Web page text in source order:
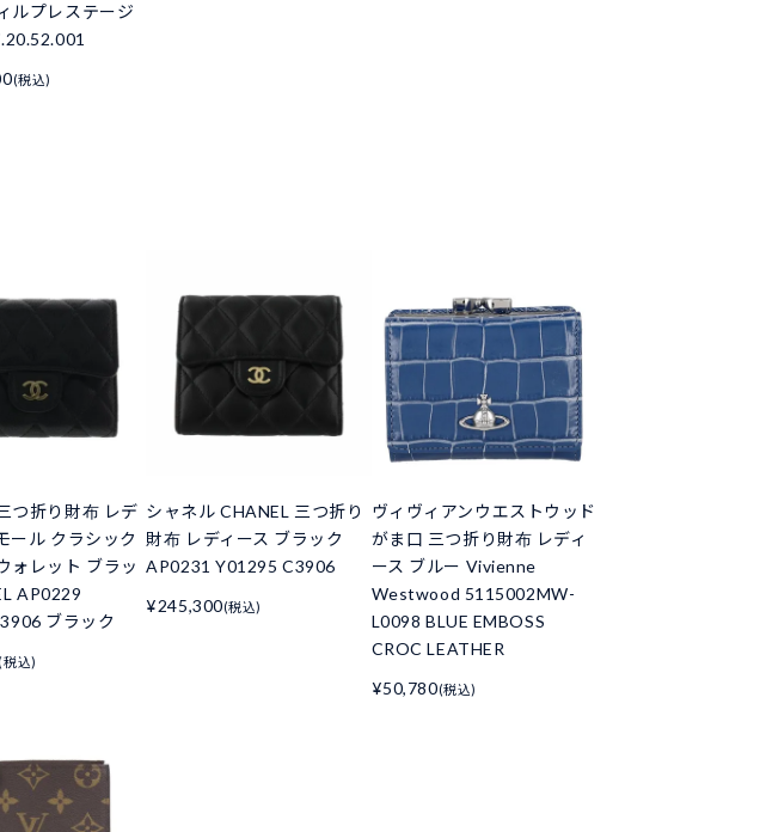
ルプレステージ
(税込)
つ折り財布 レデ
ール クラシック
ォレット ブラッ
AP0229
ブラック
(税込)
シャネル CHANEL 三つ折り
財布 レディース ブラック
AP0231 Y01295 C3906
¥245,300(税込)
ヴィヴィアンウエストウッド
がま口 三つ折り財布 レディ
ース ブルー Vivienne
Westwood 5115002MW-
L0098 BLUE EMBOSS
CROC LEATHER
¥50,780(税込)